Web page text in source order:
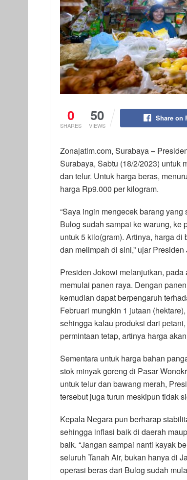
0
SHARES
50
VIEWS
Share on
Zonajatim.com, Surabaya –
Surabaya, Sabtu (18/2/2023) untuk
dan telur. Untuk harga beras,
harga Rp9.000 per kilogram.
“Saya ingin mengecek barang
Bulog sudah sampai ke warung, ke
untuk 5 kilo(gram). Artinya, harga
dan melimpah di sini,” ujar Presiden
Presiden Jokowi melanjutkan,
memulai panen raya. Dengan
kemudian dapat berpengaruh
Februari mungkin 1 jutaan
sehingga kalau produksi dari
permintaan tetap, artinya harga
Sementara untuk harga bahan
stok minyak goreng di Pasar
untuk telur dan bawang merah,
tersebut juga turun meskipun tidak
Kepala Negara pun berharap
sehingga inflasi baik di daerah
baik. “Jangan sampai nanti kayak
seluruh Tanah Air, bukan hanya di
operasi beras dari Bulog sudah